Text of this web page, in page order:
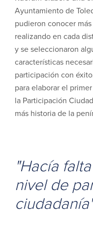
Ayuntamiento de
pudieron conocer
realizando en cada
y se seleccionaron
características
participación con
para elaborar el
la Participación
más historia de la
"Hacía
nivel de